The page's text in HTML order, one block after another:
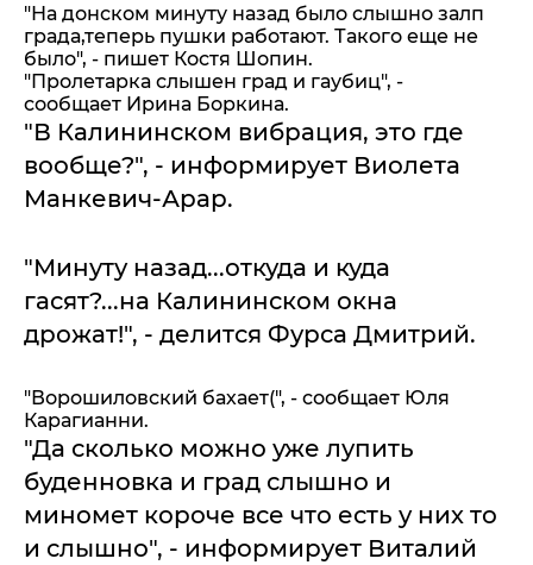
"На донском минуту назад было слышно залп
града,теперь пушки работают. Такого еще не
было", - пишет Костя Шопин.
"Пролетарка слышен град и гаубиц", -
сообщает Ирина Боркина.
"В Калининском вибрация, это где
вообще?", - информирует Виолета
Манкевич-Арар.
"Минуту назад...откуда и куда
гасят?...на Калининском окна
дрожат!", - делится Фурса Дмитрий.
"Ворошиловский бахает(", - сообщает Юля
Карагианни.
"Да сколько можно уже лупить
буденновка и град слышно и
миномет короче все что есть у них то
и слышно", - информирует Виталий